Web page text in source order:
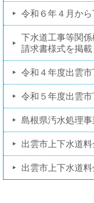
令和６年４月か
下水道工事等関
請求書様式を掲載
令和４年度出雲
令和５年度出雲
島根県汚水処理
出雲市上下水道
出雲市上下水道